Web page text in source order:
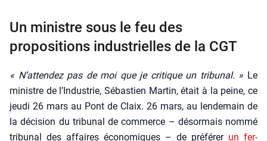
Un ministre sous le feu des
propositions industrielles de la CGT
« N’attendez pas de moi que je cri­tique un tri­bu­nal. » Le
ministre de l’Industrie, Sébas­tien Mar­tin, était à la peine, ce
jeu­di 26 mars au Pont de Claix. 26 mars, au len­de­main de
la déci­sion du tri­bu­nal de com­merce – désor­mais nom­mé
tri­bu­nal des affaires éco­no­miques – de pré­fé­rer un fer­